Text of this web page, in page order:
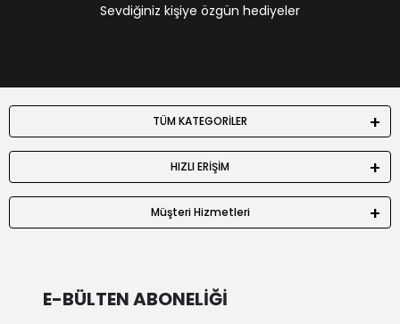
Sevdiğiniz kişiye özgün hediyeler
TÜM KATEGORİLER
HIZLI ERİŞİM
Müşteri Hizmetleri
E-BÜLTEN ABONELİĞİ